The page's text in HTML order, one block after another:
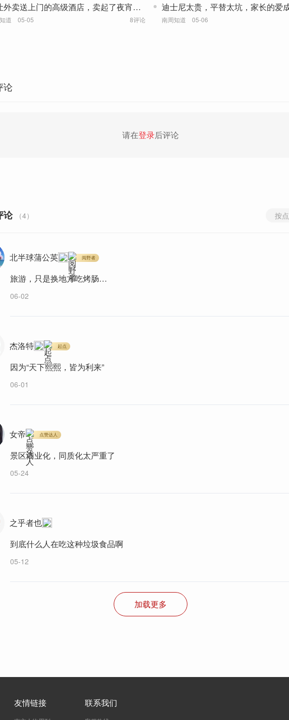
外卖送上门的高级酒店，卖起了夜宵和
美食
道 05-05 8评论
迪士尼太贵，平替太坑，家长的爱
税”？
南周知道 05-06
论
请在登录后评论
论 （4） 按
北半球蒲公英 阅野者
旅游，只是换地方吃烤肠…
06-02
杰洛特 起点
因为“天下熙熙，皆为利来”
06-01
女帝 点赞达人
景区商业化，同质化太严重了
05-24
之乎者也
到底什么人在吃这种垃圾食品啊
05-12
加载更多
友情链接 联系我们